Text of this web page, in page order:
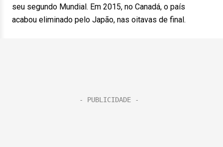
seu segundo Mundial. Em 2015, no Canadá, o país
acabou eliminado pelo Japão, nas oitavas de final.